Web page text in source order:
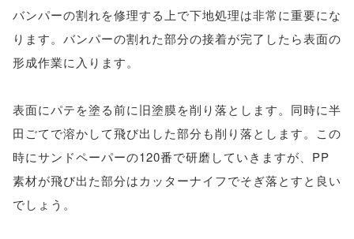
バンパーの割れを修理する上で下地処理は非常に重要にな
ります。バンパーの割れた部分の接着が完了したら表面の
形成作業に入ります。
表面にパテを塗る前に旧塗膜を削り落とします。同時に半
田ごてで溶かして飛び出した部分も削り落とします。この
時にサンドペーパーの120番で研磨していきますが、PP
素材が飛び出た部分はカッターナイフでそぎ落とすと良い
でしょう。